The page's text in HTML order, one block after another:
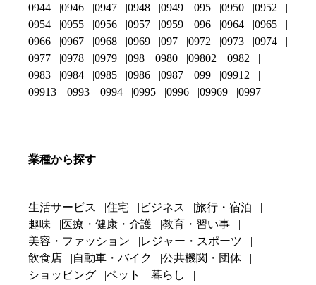
0944
0946 0947 0948 0949 095 0950
0952
0954
0955 0956 0957 0959 096 0964
0965
0966
0967 0968 0969 097 0972 0973
0974
0977
0978 0979 098 0980 09802
0982
0983
0984 0985 0986 0987 099
09912
09913
0993 0994 0995 0996 09969 0997
業種から探す
生活サービス 住宅 ビジネス
旅行・宿泊
趣味
医療・健康・介護
教育・習い事
美容・ファッション
レジャー・スポーツ
飲食店
自動車・バイク
公共機関・団体
ショッピング
ペット
暮らし